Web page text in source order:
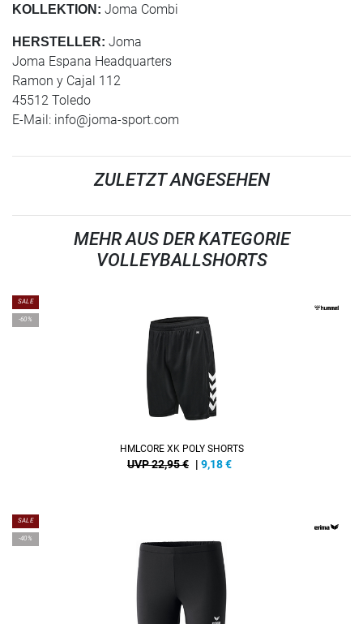
KOLLEKTION: Joma Combi
HERSTELLER: Joma
Joma Espana Headquarters
Ramon y Cajal 112
45512 Toledo
E-Mail: info@joma-sport.com
ZULETZT ANGESEHEN
MEHR AUS DER KATEGORIE
VOLLEYBALLSHORTS
SALE
-60%
HMLCORE XK POLY SHORTS
UVP 22,95 € | 9,18€
SALE
-40%